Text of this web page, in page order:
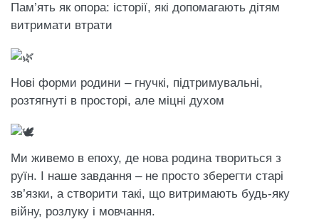
Пам’ять як опора: історії, які допомагають дітям
витримати втрати
Нові форми родини – гнучкі, підтримувальні,
розтягнуті в просторі, але міцні духом
Ми живемо в епоху, де нова родина твориться з
руїн. І наше завдання – не просто зберегти старі
зв’язки, а створити такі, що витримають будь-яку
війну, розлуку і мовчання.